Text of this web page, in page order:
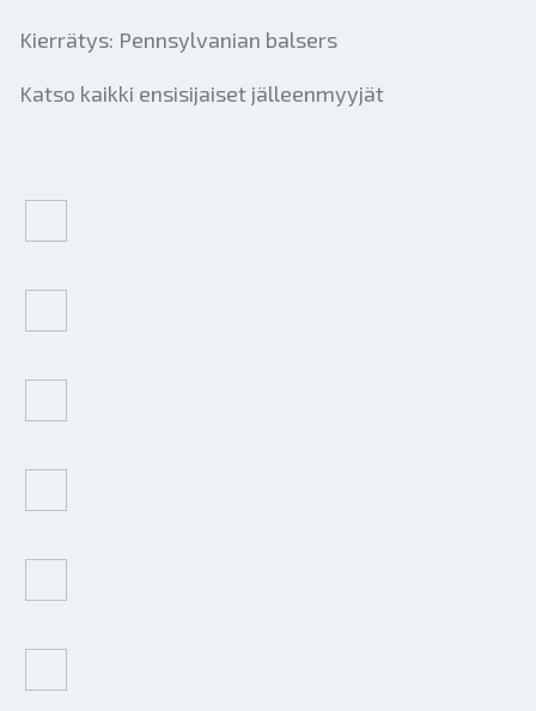
Kierrätys: Pennsylvanian balsers
Katso kaikki ensisijaiset jälleenmyyjät